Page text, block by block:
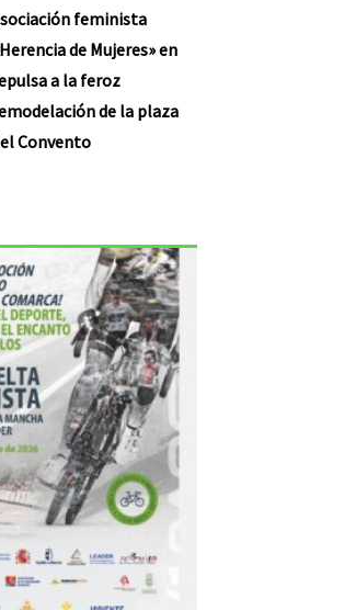
feminista
de Mujeres» en
a la feroz
de la plaza
Convento